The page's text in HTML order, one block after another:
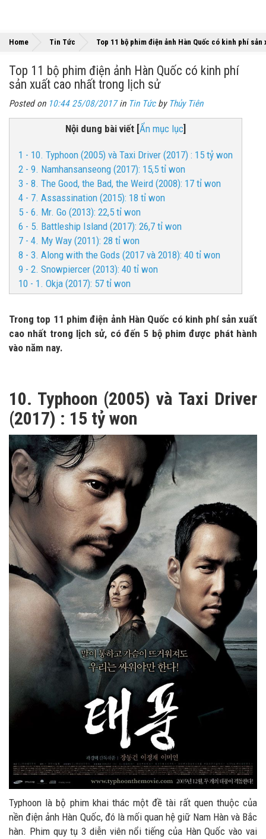
Home Tin Tức Top 11 bộ phim điện ảnh Hàn Quốc có kinh phí
Top 11 bộ phim điện ảnh Hàn Quốc có kinh phí
sản xuất cao nhất trong lịch sử
Posted on 10:44 25/08/2017in Tin Tứcby Thủy Tiên
Nội dung bài viết [Ẩn mục lục]
1 - 10. Typhoon (2005) và Taxi Driver (2017) : 15 tỷ won
2 - 9. Namhansanseong (2017): 15,5 tỉ won
3 - 8. The Good, the Bad, the Weird (2008): 17 tỉ won
4 - 7. Assassination (2015): 18 tỉ won
5 - 6. Mr. Go (2013): 22,5 tỉ won
6 - 5. Battleship Island (2017): 26,7 tỉ won
7 - 4. My Way (2011): 28 tỉ won
8 - 3. Along with the Gods (2017 và 2018): 40 tỉ won
9 - 2. Snowpiercer (2013): 40 tỉ won
10 - 1. Okja (2017): 57 tỉ won
Trong top 11 phim điện ảnh Hàn Quốc có kinh phí sản xuất
cao nhất trong lịch sử, có đến 5 bộ phim được phát hành
vào năm nay.
10. Typhoon (2005) và Taxi Driver
(2017) : 15 tỷ won
Typhoon là bộ phim khai thác một đề tài rất quen thuộc của
nền điện ảnh Hàn Quốc, đó là mối quan hệ giữ Nam Hàn và Bắc
hàn. Phim quy tụ 3 diễn viên nổi tiếng của Hàn Quốc vào vai